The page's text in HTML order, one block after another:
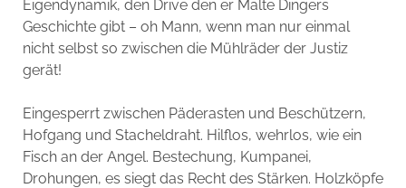
Eigendynamik, den Drive den er Malte Dingers
Geschichte gibt – oh Mann, wenn man nur einmal
nicht selbst so zwischen die Mühlräder der Justiz
gerät!
Eingesperrt zwischen Päderasten und Beschützern,
Hofgang und Stacheldraht. Hilflos, wehrlos, wie ein
Fisch an der Angel. Bestechung, Kumpanei,
Drohungen, es siegt das Recht des Stärken. Holzköpfe